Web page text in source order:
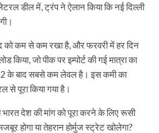
डील में, ट्रंप ने ऐलान किया कि नई दिल्ली
को कम से कम रखा है, और फरवरी में हर दिन
किया, जो पीक पर इम्पोर्ट की गई मात्रा का
के बाद सबसे कम लेवल है। इस कमी का
से पूरा किया गया है।
भारत देश की मांग को पूरा करने के लिए रूसी
होगा या तेहरान होर्मुज स्ट्रेट खोलेगा?